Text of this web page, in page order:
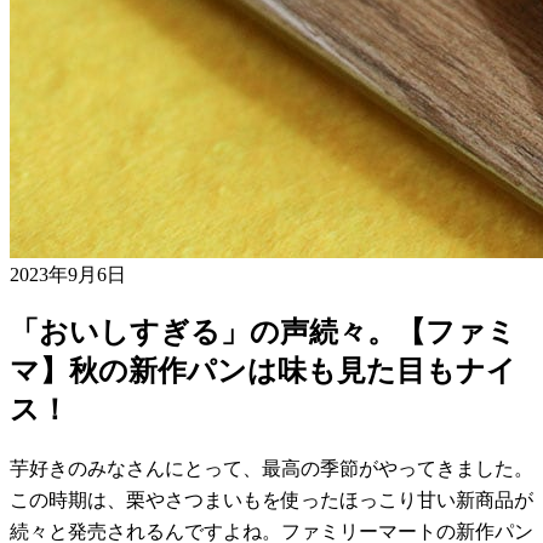
2023年9月6日
「おいしすぎる」の声続々。【ファミ
マ】秋の新作パンは味も見た目もナイ
ス！
芋好きのみなさんにとって、最高の季節がやってきました。
この時期は、栗やさつまいもを使ったほっこり甘い新商品が
続々と発売されるんですよね。ファミリーマートの新作パン